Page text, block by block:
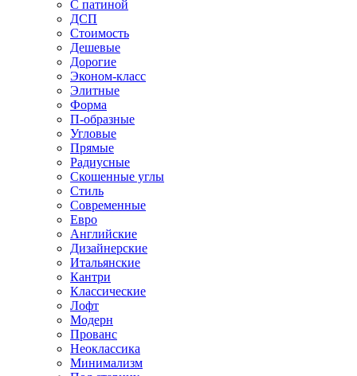
С патиной
ДСП
Стоимость
Дешевые
Дорогие
Эконом-класс
Элитные
Форма
П-образные
Угловые
Прямые
Радиусные
Скошенные углы
Стиль
Современные
Евро
Английские
Дизайнерские
Итальянские
Кантри
Классические
Лофт
Модерн
Прованс
Неоклассика
Минимализм